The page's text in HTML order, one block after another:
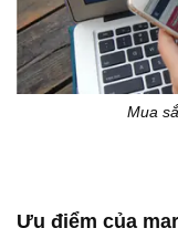
Mua
Ưu điểm của